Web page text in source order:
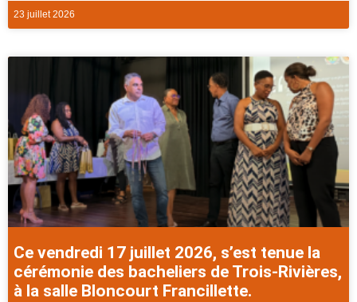
23 juillet 2026
Ce vendredi 17 juillet 2026, s’est tenue la
cérémonie des bacheliers de Trois-Rivières,
à la salle Bloncourt Francillette.